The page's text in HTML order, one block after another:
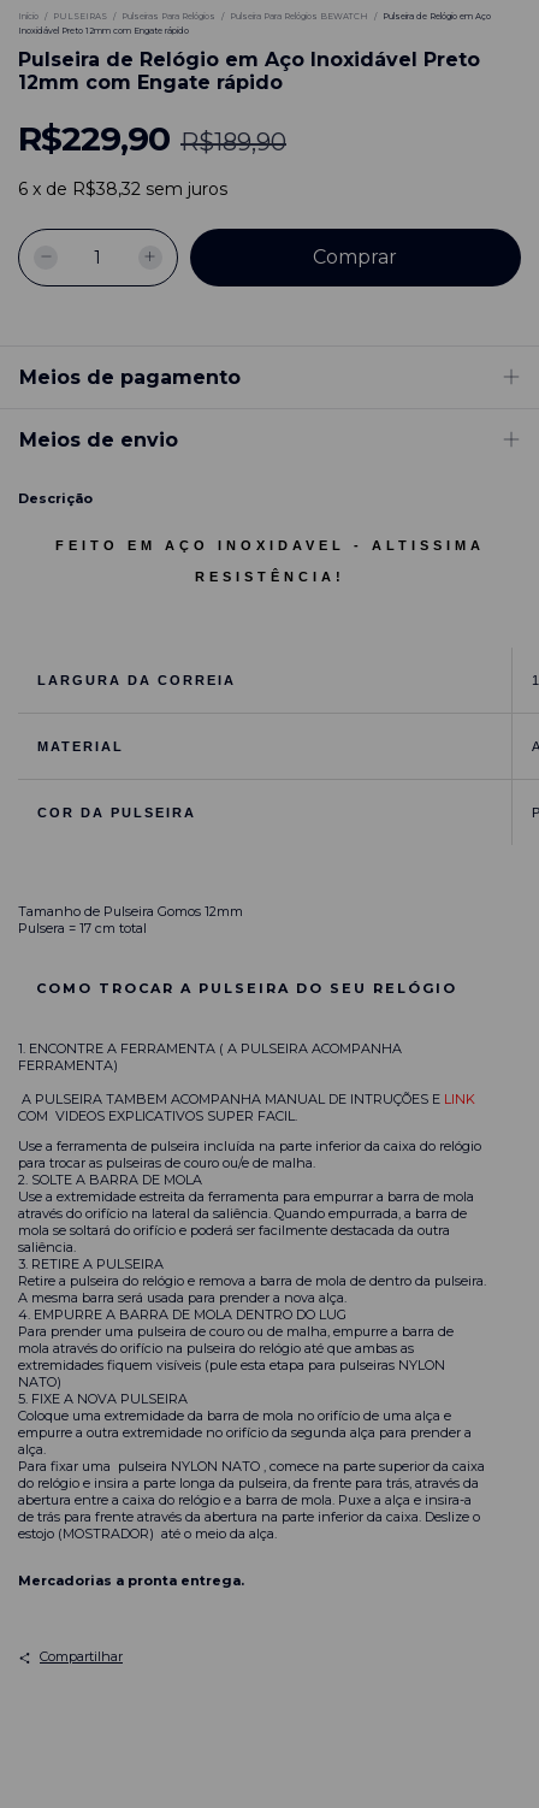
Início / PULSEIRAS / Pulseiras Para Relógios / Pulseira Para Relógios BEWATCH /
Pulseira de Relógio em Aço
Inoxidável Preto 12mm com Engate rápido
Pulseira de Relógio em Aço Inoxidável Preto
12mm com Engate rápido
R$229,90 R$189,90
6 x de R$38,32 sem juros
Meios de pagamento
Meios de envio
Descrição
FEITO EM AÇO INOXIDAVEL - ALTISSIMA
RESISTÊNCIA!
LARGURA DA CORREIA
MATERIAL
COR DA PULSEIRA
Tamanho de Pulseira Gomos 12mm
Pulsera = 17 cm total
COMO TROCAR A PULSEIRA DO SEU RELÓGIO
1. ENCONTRE A FERRAMENTA ( A PULSEIRA ACOMPANHA
FERRAMENTA)
A PULSEIRA TAMBEM ACOMPANHA MANUAL DE INTRUÇÕES E LINK
COM VIDEOS EXPLICATIVOS SUPER FACIL.
Use a ferramenta de pulseira incluída na parte inferior da caixa do relógio
para trocar as pulseiras de couro ou/e de malha.
2. SOLTE A BARRA DE MOLA
Use a extremidade estreita da ferramenta para empurrar a barra de mola
através do orifício na lateral da saliência. Quando empurrada, a barra de
mola se soltará do orifício e poderá ser facilmente destacada da outra
saliência.
3. RETIRE A PULSEIRA
Retire a pulseira do relógio e remova a barra de mola de dentro da pulseira.
A mesma barra será usada para prender a nova alça.
4. EMPURRE A BARRA DE MOLA DENTRO DO LUG
Para prender uma pulseira de couro ou de malha, empurre a barra de
mola através do orifício na pulseira do relógio até que ambas as
extremidades fiquem visíveis (pule esta etapa para pulseiras NYLON
NATO)
5. FIXE A NOVA PULSEIRA
Coloque uma extremidade da barra de mola no orifício de uma alça e
empurre a outra extremidade no orifício da segunda alça para prender a
alça.
Para fixar uma pulseira NYLON NATO , comece na parte superior da caixa
do relógio e insira a parte longa da pulseira, da frente para trás, através da
abertura entre a caixa do relógio e a barra de mola. Puxe a alça e insira-a
de trás para frente através da abertura na parte inferior da caixa. Deslize o
estojo (MOSTRADOR) até o meio da alça.
Mercadorias a pronta entrega.
Compartilhar